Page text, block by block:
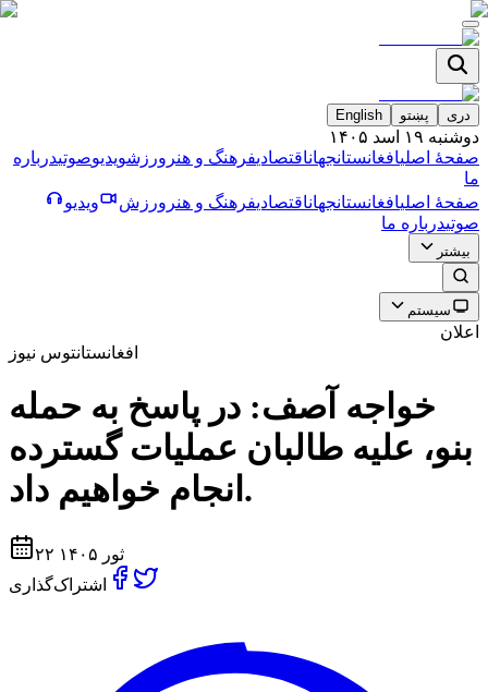
دری پښتو English
دوشنبه ۱۹ اسد ۱۴۰۵
صفحۀ اصلیافغانستانجهاناقتصادیفرهنگ و هنر ورزشویدیوصوتیدرباره
ما
صفحۀ اصلیافغانستانجهاناقتصادیفرهنگ و هنر ورزش
ویدیو
صوتیدرباره ما
بیشتر
سیستم
اعلان
افغانستانتوس نیوز
خواجه آصف: در پاسخ به حمله
بنو، علیه طالبان عملیات گسترده
انجام خواهیم داد.
۲۲ ثور ۱۴۰۵
اشتراک‌گذاری